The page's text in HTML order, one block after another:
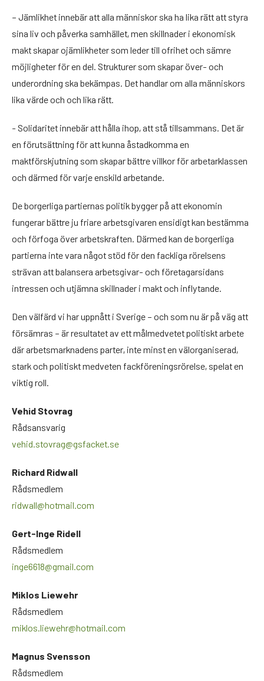
– Jämlikhet innebär att alla människor ska ha lika rätt att styra
sina liv och påverka samhället, men skillnader i ekonomisk
makt skapar ojämlikheter som leder till ofrihet och sämre
möjligheter för en del. Strukturer som skapar över- och
underordning ska bekämpas. Det handlar om alla människors
lika värde och och lika rätt.
- Solidaritet innebär att hålla ihop, att stå tillsammans. Det är
en förutsättning för att kunna åstadkomma en
maktförskjutning som skapar bättre villkor för arbetarklassen
och därmed för varje enskild arbetande.
De borgerliga partiernas politik bygger på att ekonomin
fungerar bättre ju friare arbetsgivaren ensidigt kan bestämma
och förfoga över arbetskraften. Därmed kan de borgerliga
partierna inte vara något stöd för den fackliga rörelsens
strävan att balansera arbetsgivar- och företagarsidans
intressen och utjämna skillnader i makt och inflytande.
Den välfärd vi har uppnått i Sverige – och som nu är på väg att
försämras – är resultatet av ett målmedvetet politiskt arbete
där arbetsmarknadens parter, inte minst en välorganiserad,
stark och politiskt medveten fackföreningsrörelse, spelat en
viktig roll.
Vehid Stovrag
Rådsansvarig
vehid.stovrag@gsfacket.se
Richard Ridwall
Rådsmedlem
ridwall@hotmail.com
Gert-Inge Ridell
Rådsmedlem
inge6618@gmail.com
Miklos Liewehr
Rådsmedlem
miklos.liewehr@hotmail.com
Magnus Svensson
Rådsmedlem